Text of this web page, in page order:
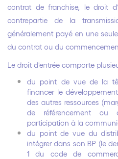
contrat de franchise, le droit
contrepartie de la
généralement payé en une
du contrat ou du
Le droit d’entrée comporte
du point de vue de la
financer le
des autres ressources
de référencement ou
participation à la
du point de vue du
intégrer dans son BP (le
1 du code de